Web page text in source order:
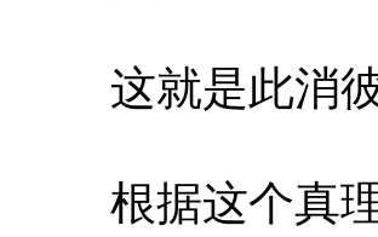
这就是此消
根据这个真